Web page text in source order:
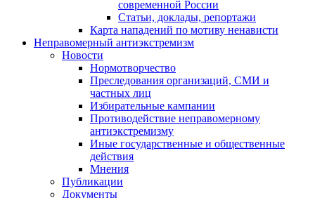
современной России
Статьи, доклады, репортажи
Карта нападений по мотиву ненависти
Неправомерный антиэкстремизм
Новости
Нормотворчество
Преследования организаций, СМИ и
частных лиц
Избирательные кампании
Противодействие неправомерному
антиэкстремизму
Иные государственные и общественные
действия
Мнения
Публикации
Документы